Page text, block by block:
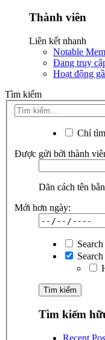
Thành viên
Liên kết nhanh
Notable
Đang truy
Hoạt động
Tìm kiếm
Chỉ
Được gửi bởi thành
Dãn cách tên
Mới hơn ngày:
Tìm kiếm
Recent